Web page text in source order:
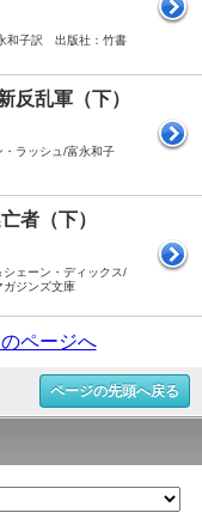
和子訳 出版社：竹書
乱軍（下）
ラッシュ/富永和子
者（下）
ェーン・ディックス/
ジンズ文庫
ページへ
ページの先頭へ戻る